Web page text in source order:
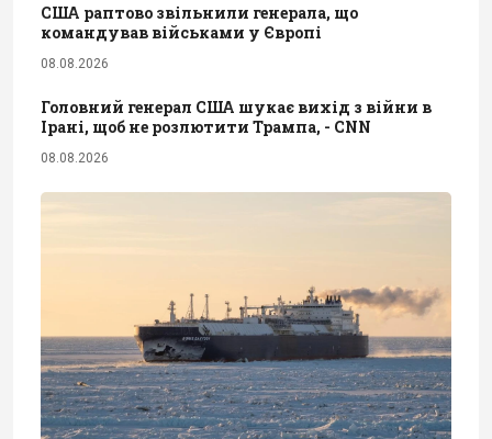
США раптово звільнили генерала, що
командував військами у Європі
08.08.2026
Головний генерал США шукає вихід з війни в
Ірані, щоб не розлютити Трампа, - CNN
08.08.2026